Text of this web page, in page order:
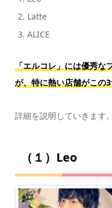
Latte
ALICE
「エルコレ」には優秀な
が、特に熱い店舗がこの
詳細を説明していきます。
（１）Leo